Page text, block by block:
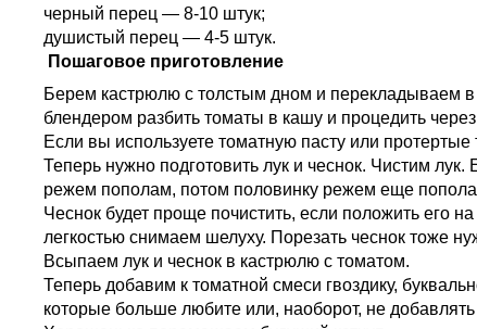
черный перец — 8-10 штук;
душистый перец — 4-5 штук.
Пошаговое приготовление
Берем кастрюлю с толстым дном и перекладываем
блендером разбить томаты в кашу и процедить
Если вы используете томатную пасту или
Теперь нужно подготовить лук и чеснок. Чистим лук.
режем пополам, потом половинку режем еще
Чеснок будет проще почистить, если положить его
легкостью снимаем шелуху. Порезать чеснок тоже
Всыпаем лук и чеснок в кастрюлю с томатом.
Теперь добавим к томатной смеси гвоздику,
которые больше любите или, наоборот, не добавлять